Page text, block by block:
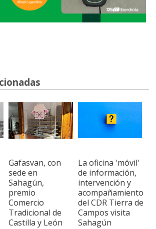
Gafasvan, con
sede en
Sahagún,
premio
Comercio
Tradicional de
Castilla y León
La oficina 'móvil'
de información,
intervención y
acompañamiento
del CDR Tierra de
Campos visita
Sahagún